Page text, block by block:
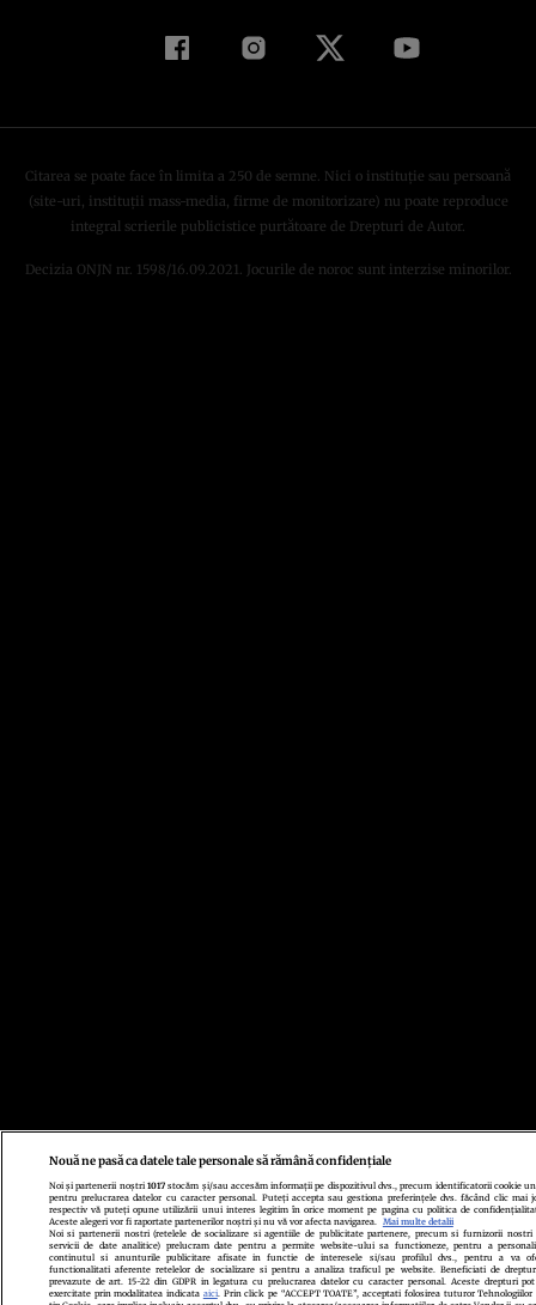
Citarea se poate face în limita a 250 de semne. Nici o instituţie sau persoană
(site-uri, instituţii mass-media, firme de monitorizare) nu poate reproduce
integral scrierile publicistice purtătoare de Drepturi de Autor.
Decizia ONJN nr. 1598/16.09.2021. Jocurile de noroc sunt interzise minorilor.
Nouă ne pasă ca datele tale personale să rămână confidențiale
Noi și partenerii noștri 1017 stocăm și/sau accesăm informații pe dispozitivul dvs., precum identificatorii cookie
pentru prelucrarea datelor cu caracter personal. Puteți accepta sau gestiona preferințele dvs. făcând clic mai
respectiv vă puteți opune utilizării unui interes legitim în orice moment pe pagina cu politica de
Aceste alegeri vor fi raportate partenerilor noștri și nu vă vor afecta navigarea.
Mai multe detalii
Noi si partenerii nostri (retelele de socializare si agentiile de publicitate partenere, precum si furnizorii nostri
servicii de date analitice) prelucram date pentru a permite website-ului sa functioneze, pentru a
continutul si anunturile publicitare afisate in functie de interesele si/sau profilul dvs., pentru a va
functionalitati aferente retelelor de socializare si pentru a analiza traficul pe website. Beneficiati de
prevazute de art. 15-22 din GDPR in legatura cu prelucrarea datelor cu caracter personal. Aceste drepturi
exercitate prin modalitatea indicata aici. Prin click pe “ACCEPT TOATE”, acceptati folosirea tuturor Tehnologiilor